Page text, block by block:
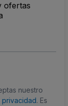
ofertas
nuestro
. Es